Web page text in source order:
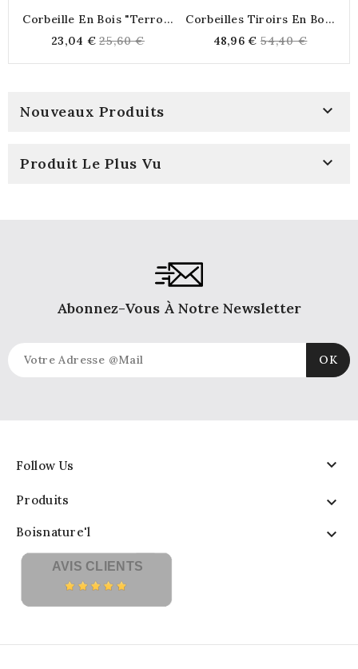
Corbeille En Bois "Terroir
23,04 € Regular
price
25,60 €
Corbeilles Tiroirs En Bois
48,96 € Regular
price
54,40 €
Nouveaux Produits 
Produit Le Plus Vu 
Abonnez-Vous À Notre Newsletter
Follow Us 
Produits 
Boisnature'l 
AVIS CLIENTS